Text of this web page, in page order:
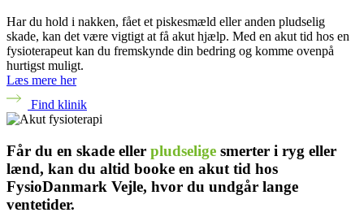
Har du hold i nakken, fået et piskesmæld eller anden pludselig
skade, kan det være vigtigt at få akut hjælp. Med en akut tid hos en
fysioterapeut kan du fremskynde din bedring og komme ovenpå
hurtigst muligt.
Læs mere her
Find klinik
Får du en skade eller pludselige smerter i ryg eller
lænd, kan du altid booke en akut tid hos
FysioDanmark Vejle, hvor du undgår lange
ventetider.